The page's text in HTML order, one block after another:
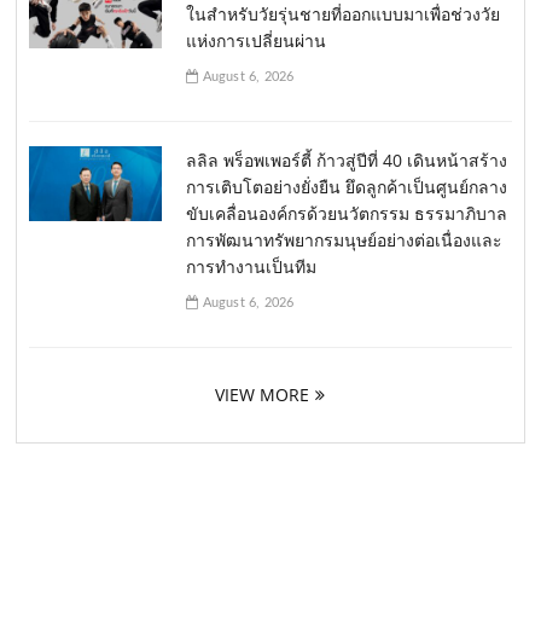
ในสำหรับวัยรุ่นชายที่ออกแบบมาเพื่อช่วงวัย
แห่งการเปลี่ยนผ่าน
August 6, 2026
ลลิล พร็อพเพอร์ตี้ ก้าวสู่ปีที่ 40 เดินหน้าสร้าง
การเติบโตอย่างยั่งยืน ยึดลูกค้าเป็นศูนย์กลาง
ขับเคลื่อนองค์กรด้วยนวัตกรรม ธรรมาภิบาล
การพัฒนาทรัพยากรมนุษย์อย่างต่อเนื่องและ
การทำงานเป็นทีม
August 6, 2026
VIEW MORE